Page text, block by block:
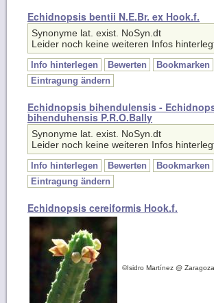
Synonyme lat. exist. NoSyn.dt
Leider noch keine weiteren Infos hinterlegt.
Info hinterlegen Bewerten
Bookmarken
Eintragung ändern
bihenduhensis P.R.O.Bally
Synonyme lat. exist. NoSyn.dt
Leider noch keine weiteren Infos hinterlegt.
Info hinterlegen Bewerten
Bookmarken
Eintragung ändern